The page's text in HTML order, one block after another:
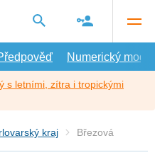
Numerický model
s letními, zítra i tropickými
kraj Březová